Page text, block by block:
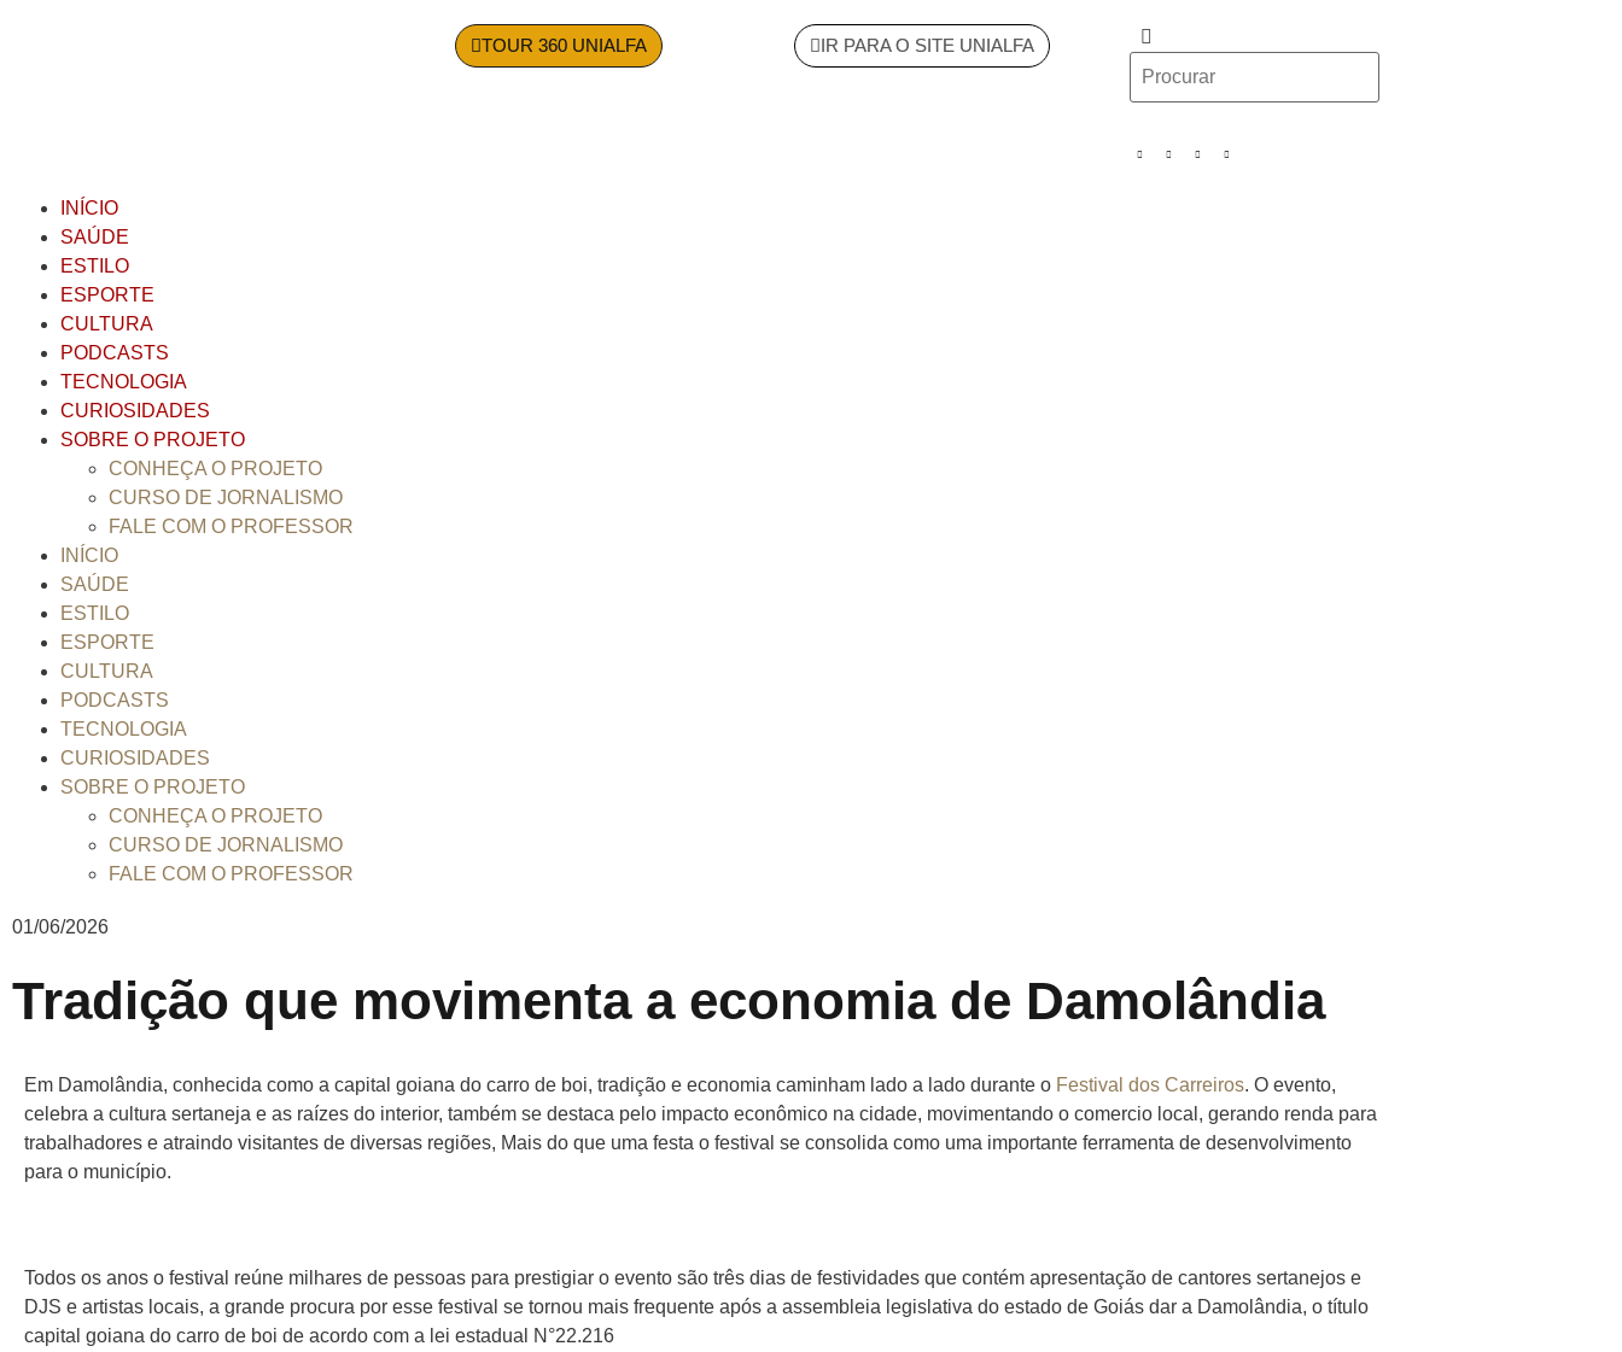
TOUR 360 UNIALFA IR PARA O SITE UNIALFA
INÍCIO
SAÚDE
ESTILO
ESPORTE
CULTURA
PODCASTS
TECNOLOGIA
CURIOSIDADES
SOBRE O PROJETO
CONHEÇA O PROJETO
CURSO DE JORNALISMO
FALE COM O PROFESSOR
INÍCIO
SAÚDE
ESTILO
ESPORTE
CULTURA
PODCASTS
TECNOLOGIA
CURIOSIDADES
SOBRE O PROJETO
CONHEÇA O PROJETO
CURSO DE JORNALISMO
FALE COM O PROFESSOR
01/06/2026
Tradição que movimenta a economia de Damolândia
Em Damolândia, conhecida como a capital goiana do carro de boi, tradição e economia caminham lado a lado durante o Festival dos Carreiros. O evento,
celebra a cultura sertaneja e as raízes do interior, também se destaca pelo impacto econômico na cidade, movimentando o comercio local, gerando renda para
trabalhadores e atraindo visitantes de diversas regiões, Mais do que uma festa o festival se consolida como uma importante ferramenta de desenvolvimento
para o município.
Todos os anos o festival reúne milhares de pessoas para prestigiar o evento são três dias de festividades que contém apresentação de cantores sertanejos e
DJS e artistas locais, a grande procura por esse festival se tornou mais frequente após a assembleia legislativa do estado de Goiás dar a Damolândia, o título
capital goiana do carro de boi de acordo com a lei estadual N°22.216